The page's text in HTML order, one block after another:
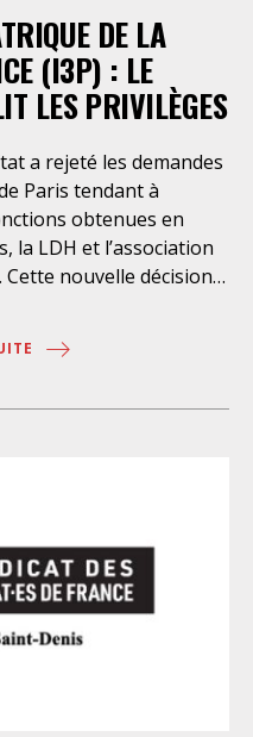
DE LA
(I3P) : LE
LES PRIVILÈGES
a rejeté les demandes
Paris tendant à
obtenues en
la LDH et l’association
nouvelle décision
psychiatrique de la
d’ici mais loin des
des droits les plus
et la LDH, avec
Avocats
administratif de Paris